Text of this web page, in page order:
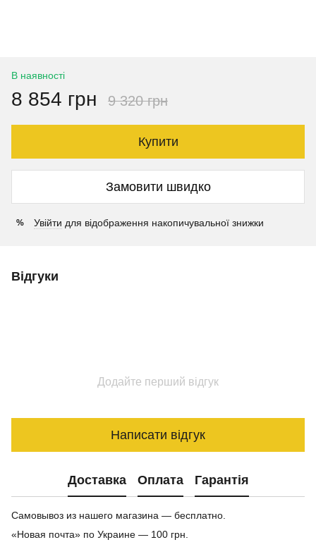
В наявності
8 854 грн 9 320 грн
Купити
Замовити швидко
% Увійти для відображення накопичувальної знижки
Відгуки
Додайте перший відгук
Написати відгук
Доставка Оплата Гарантія
Самовывоз из нашего магазина — бесплатно.
«Новая почта» по Украине — 100 грн.